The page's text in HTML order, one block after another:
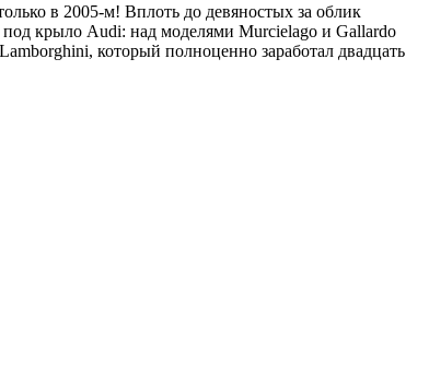
в 2005-м! Вплоть до девяностых за облик
под крыло Audi: над моделями Murcielago и Gallardo
который полноценно заработал двадцать